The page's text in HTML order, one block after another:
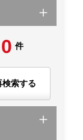
0 件
検索する